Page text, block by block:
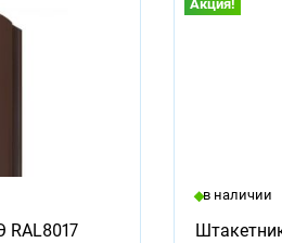
Акция!
в наличии